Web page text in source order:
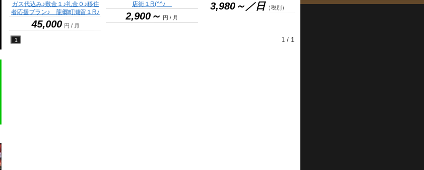
ガス代込み♪敷金１♪礼金０♪移住
者応援プラン♪ 龍郷町瀬留１R♪
45,000 円 / 月
店街１R(^^♪
2,900～ 円 / 月
3,980～／日（税別）
1 / 1